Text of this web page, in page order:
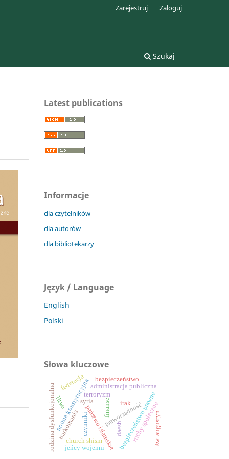
Szukaj
Zarejestruj Zaloguj
Latest publications
Informacje
dla czytelników
dla autorów
dla bibliotekarzy
Język / Language
English
Polski
Słowa kluczowe
daesh
finanse irak
państwo islamskie
syria
terroryzm
praworządność
bezpieczeństwo prawne
norma konstytucyjnaadministracja publiczna
ruchy społeczne
bezpieczeństwo
czynniki
narkomania
rodzina dysfunkcjonalna church shism św. augustyn
litwa
federacja
jeńcy wojenni